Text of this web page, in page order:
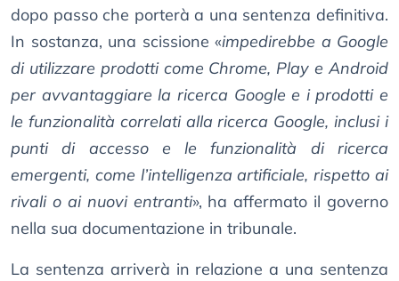
dopo passo che porterà a una sentenza definitiva.
In sostanza, una scissione «impedirebbe a Google
di utilizzare prodotti come Chrome, Play e Android
per avvantaggiare la ricerca Google e i prodotti e
le funzionalità correlati alla ricerca Google, inclusi i
punti di accesso e le funzionalità di ricerca
emergenti, come l’intelligenza artificiale, rispetto ai
rivali o ai nuovi entranti», ha affermato il governo
nella sua documentazione in tribunale.
La sentenza arriverà in relazione a una sentenza